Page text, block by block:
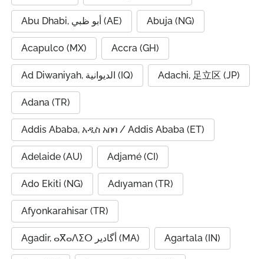
Abu Dhabi, أبو ظبي (AE) Abuja (NG)
Acapulco (MX) Accra (GH)
Ad Diwaniyah, الديوانية (IQ) Adachi, 足立区 (JP)
Adana (TR)
Addis Ababa, አዲስ አበባ / Addis Ababa (ET)
Adelaide (AU) Adjamé (CI)
Ado Ekiti (NG) Adıyaman (TR)
Afyonkarahisar (TR)
Agadir, ⴰⴳⴰⴷⵉⵔ أگادیر (MA) Agartala (IN)